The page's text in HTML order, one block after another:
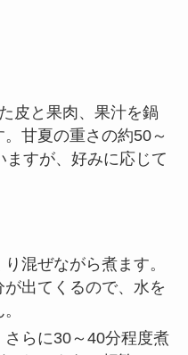
皮と果肉、果汁を鍋
甘夏の重さの約50～
すが、好みに応じて
混ぜながら煮ます。
出てくるので、水を
らに30～40分程度煮